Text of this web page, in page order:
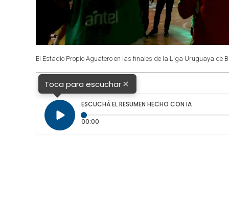
El Estadio Propio Aguatero en las finales de la Liga Uruguaya de
Toca para escuchar×
ESCUCHÁ EL RESUMEN HECHO CON IA
00:00